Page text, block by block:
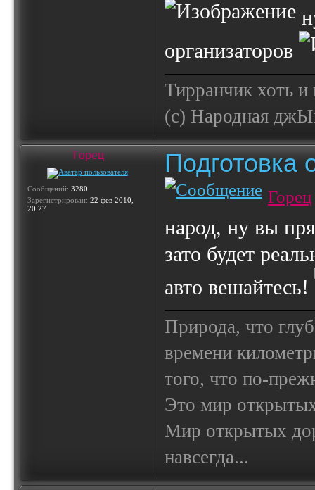
организаторов
Тирранчик хоть и
(с) Народная
Горец
Сообщений: 3280
Зарегистрирован: 22 фев 2010,
20:27
Подготовка
Горец
народ, ну вы
зато будет
авто вешайтесь!
Природа, что
времени
того, что по-
Это мир
Мир открытых
навсегда...